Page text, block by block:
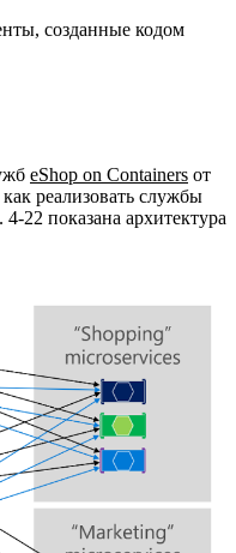
созданные кодом
eShop on Containers от
реализовать службы
22 показана архитектура